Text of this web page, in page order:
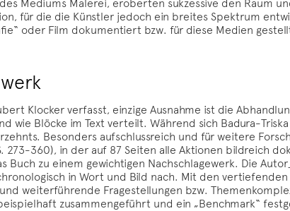
für die die Künstler jedoch ein breites Spektrum
oder Film dokumentiert bzw. für diese Medien
Klocker verfasst, einzige Ausnahme ist die
wie Blöcke im Text verteilt. Während sich Badura-
Besonders aufschlussreich und für weitere
273-360), in der auf 87 Seiten alle Aktionen bildreich
Buch zu einem gewichtigen Nachschlagewerk. Die
in Wort und Bild nach. Mit den
weiterführende Fragestellungen bzw.
zusammengeführt und ein „Benchmark“